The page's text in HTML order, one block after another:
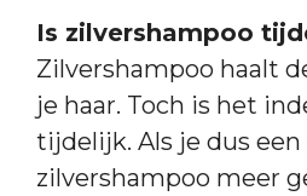
Is zilvershampoo
Zilvershampoo haalt
je haar. Toch is het
tijdelijk. Als je dus
zilvershampoo meer